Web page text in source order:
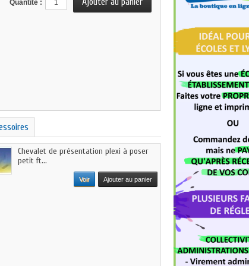
Quantité :
Chevalet de présentation plexi à poser
petit ft...
Ajouter au panier
Voir